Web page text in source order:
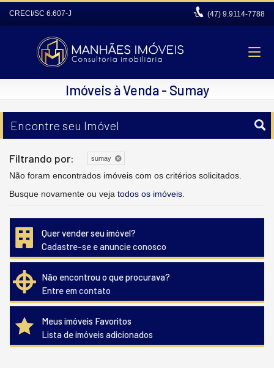
CRECI/SC 6.607-J (47) 9.9114-7788
Imóveis à Venda - Sumay
Encontre seu Imóvel
Filtrando por: sumay
Não foram encontrados imóveis com os critérios solicitados.
Busque novamente ou veja todos os imóveis
Quer vender seu imóvel?
Cadastre-se e anuncie conosco
Não encontrou o que procurava?
Entre em contato
Meus imóveis Favoritos
Lista de imóveis adicionados